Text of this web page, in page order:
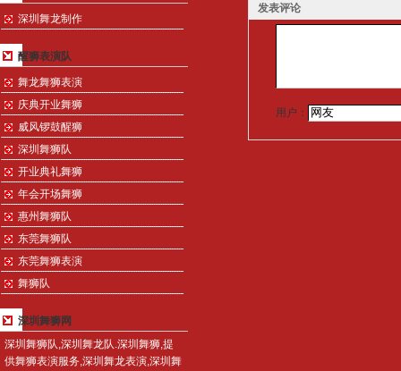
深圳舞龙制作
醒狮表演队
舞龙舞狮表演
庆典开业舞狮
威风锣鼓醒狮
深圳舞狮队
开业典礼舞狮
年会开场舞狮
惠州舞狮队
东莞舞狮队
东莞舞狮表演
舞狮队
深圳舞狮网
深圳舞狮队,深圳舞龙队.深圳舞狮,提
供舞狮表演服务,深圳舞龙表演,深圳舞
发表评论
用户：